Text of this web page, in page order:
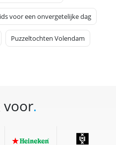
voor een onvergetelijke dag
Puzzeltochten Volendam
voor.